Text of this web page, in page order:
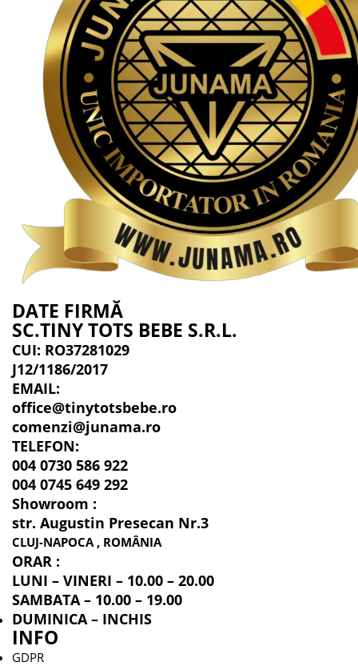
DATE FIRMĂ
SC.TINY TOTS BEBE S.R.L.
CUI: RO37281029
J12/1186/2017
EMAIL:
office@tinytotsbebe.ro
comenzi@junama.ro
TELEFON:
004 0730 586 922
004 0745 649 292
Showroom :
str. Augustin Presecan Nr.3
CLUJ-NAPOCA , ROMÂNIA
ORAR :
LUNI – VINERI – 10.00 – 20.00
SAMBATA – 10.00 – 19.00
DUMINICA – INCHIS
INFO
GDPR